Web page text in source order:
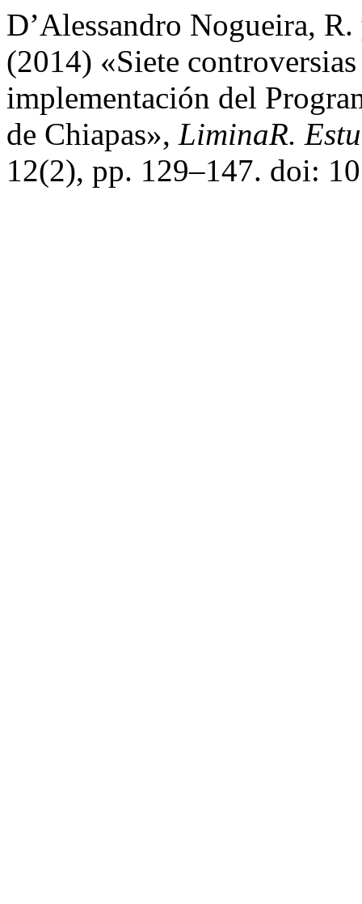
D’Alessandro Nogueira,
(2014) «Siete
implementación del
de Chiapas», LiminaR.
12(2), pp. 129–147. doi: